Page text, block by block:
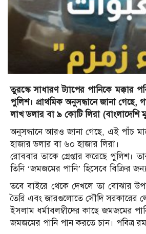
তুরস্কে সাধারণ ট্যাপের পানিকে মক্কার
পুলিশ। প্রাথমিক অনুসন্ধানে জানা
লাখ ডলার বা ৯ কোটি লিরা (বাংলাদেশি
অনুসন্ধানে আরও জানা গেছে, এই পাঁচ
হাজার ডলার বা ৬০ হাজার লিরা।
রোববার তাকে গ্রেপ্তার করেছে পুলিশ।
তিনি ‘জমজমের পানি’ হিসেবে বিক্রির
তবে বাইরে থেকে দেখলে তা বোঝার
তৈরি এবং জারগুলোতে সৌদি সরকারের
ইসলাম ধর্মাবলম্বীদের কাছে জমজমের
জমজমের পানি পান করতে চান। পবিত্র